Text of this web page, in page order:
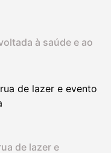
à saúde e ao
de lazer e